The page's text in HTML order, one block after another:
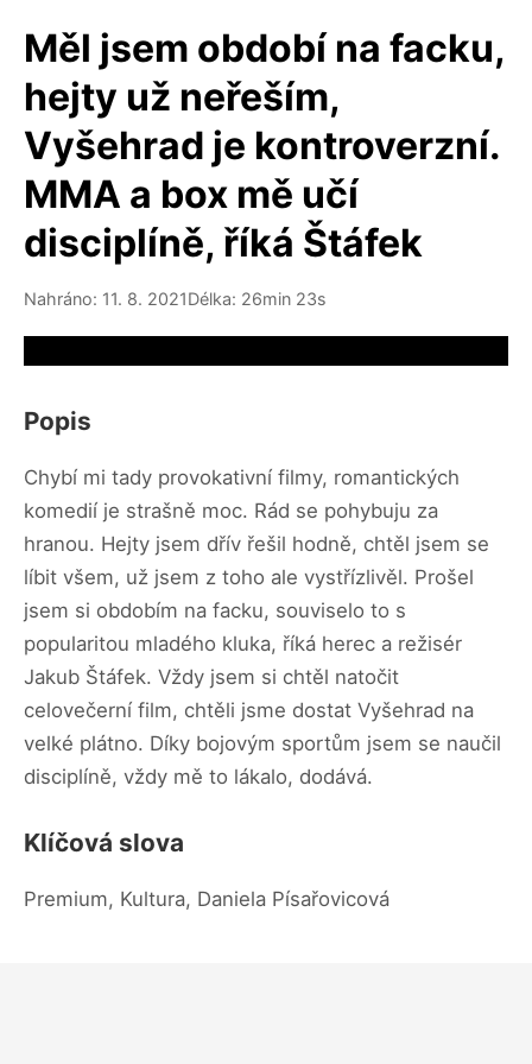
Měl jsem období na facku,
hejty už neřeším,
Vyšehrad je kontroverzní.
MMA a box mě učí
disciplíně, říká Štáfek
Nahráno: 11. 8. 2021Délka: 26min 23s
Popis
Chybí mi tady provokativní filmy, romantických
komedií je strašně moc. Rád se pohybuju za
hranou. Hejty jsem dřív řešil hodně, chtěl jsem se
líbit všem, už jsem z toho ale vystřízlivěl. Prošel
jsem si obdobím na facku, souviselo to s
popularitou mladého kluka, říká herec a režisér
Jakub Štáfek. Vždy jsem si chtěl natočit
celovečerní film, chtěli jsme dostat Vyšehrad na
velké plátno. Díky bojovým sportům jsem se naučil
disciplíně, vždy mě to lákalo, dodává.
Klíčová slova
Premium, Kultura, Daniela Písařovicová